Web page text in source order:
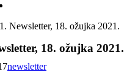
Newsletter, 18. ožujka 2021.
18. ožujka 2021.
newsletter